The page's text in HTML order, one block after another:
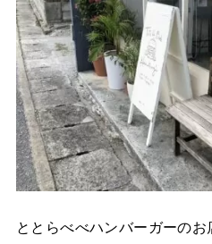
ととらべべハンバーガーの